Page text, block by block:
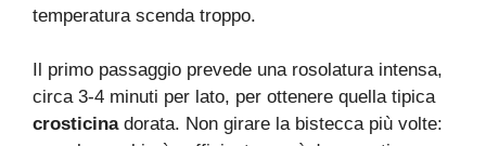
temperatura scenda troppo.
Il primo passaggio prevede una rosolatura intensa,
circa 3-4 minuti per lato, per ottenere quella tipica
crosticinadorata. Non girare la bistecca più volte: